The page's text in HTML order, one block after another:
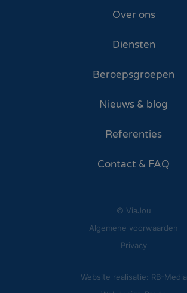
Over ons
Diensten
Beroepsgroepen
Nieuws & blog
Referenties
Contact & FAQ
© ViaJou
Algemene voorwaarden
Privacy
Website realisatie: RB-Media